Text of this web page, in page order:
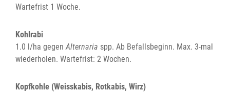
Wartefrist 1 Woche.
Kohlrabi
1.0 l/ha gegen Alternaria spp. Ab Befallsbeginn. Max. 3-mal
wiederholen. Wartefrist: 2 Wochen.
Kopfkohle (Weisskabis, Rotkabis, Wirz)